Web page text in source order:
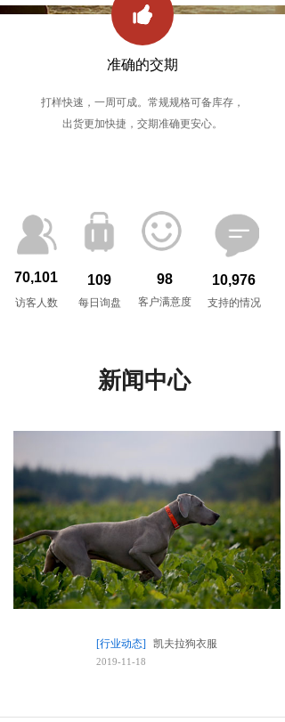
准确的交期
打样快速，一周可成。常规规格可备库存，
出货更加快捷，交期准确更安心。
70,101
访客人数
109
每日询盘
10,976
支持的情况
98
客户满意度
新闻中心
[行业动态] 凯夫拉狗衣服
2019-11-18